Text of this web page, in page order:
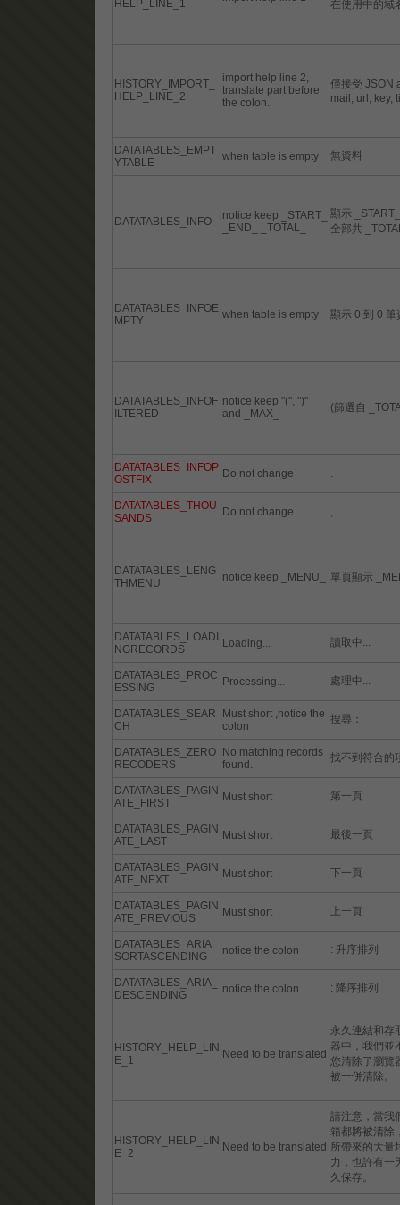
HELP_LINE_1 在使用中的域
HISTORY_IMPORT_
HELP_LINE_2
import help line 2,
translate part before
the colon.
僅接受 JSON
mail, url, key,
DATATABLES_EMPT
YTABLE
when table is empty 無資料
DATATABLES_INFO
notice keep _START_
_END_ _TOTAL_
顯示
全部共
DATATABLES_INFOE
MPTY
when table is empty 顯示 0 到 0 筆
DATATABLES_INFOF
ILTERED
notice keep "(", ")"
and _MAX_
(篩選自
DATATABLES_INFOP
OSTFIX
Do not change .
DATATABLES_THOU
SANDS
Do not change ,
DATATABLES_LENG
THMENU
notice keep _MENU_ 單頁顯示
DATATABLES_LOADI
NGRECORDS
Loading... 讀取中...
DATATABLES_PROC
ESSING
Processing... 處理中...
DATATABLES_SEAR
CH
Must short ,notice the
colon
搜尋：
DATATABLES_ZERO
RECODERS
No matching records
found.
找不到符合的
DATATABLES_PAGIN
ATE_FIRST
Must short 第一頁
DATATABLES_PAGIN
ATE_LAST
Must short 最後一頁
DATATABLES_PAGIN
ATE_NEXT
Must short 下一頁
DATATABLES_PAGIN
ATE_PREVIOUS
Must short 上一頁
DATATABLES_ARIA_
SORTASCENDING
notice the colon : 升序排列
DATATABLES_ARIA_
DESCENDING
notice the colon : 降序排列
HISTORY_HELP_LIN
E_1
Need to be translated
永久連結和存
器中，我們並
您清除了瀏覽
被一併清除。
HISTORY_HELP_LIN
E_2
Need to be translated
請注意，當我
箱都將被清除
所帶來的大量
力，也許有一
久保存。